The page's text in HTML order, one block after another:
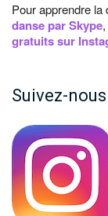
Pour apprendre
danse par Skype
gratuits sur
Suivez-nous